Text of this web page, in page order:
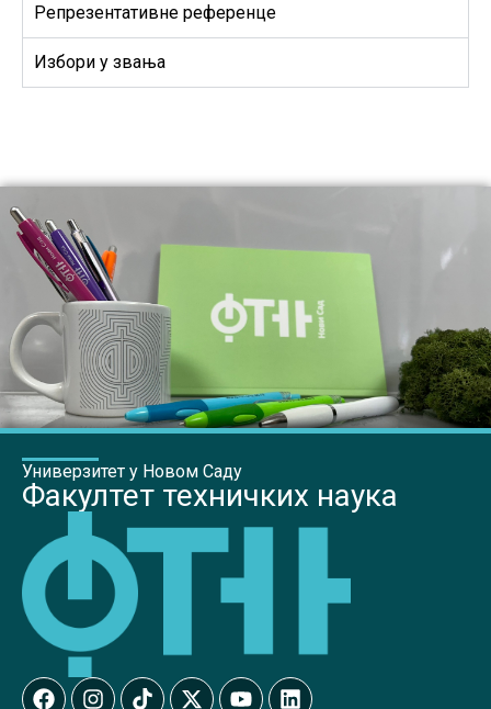
Репрезентативне референце
Избори у звања
Универзитет у Новом Саду
Факултет техничких наука